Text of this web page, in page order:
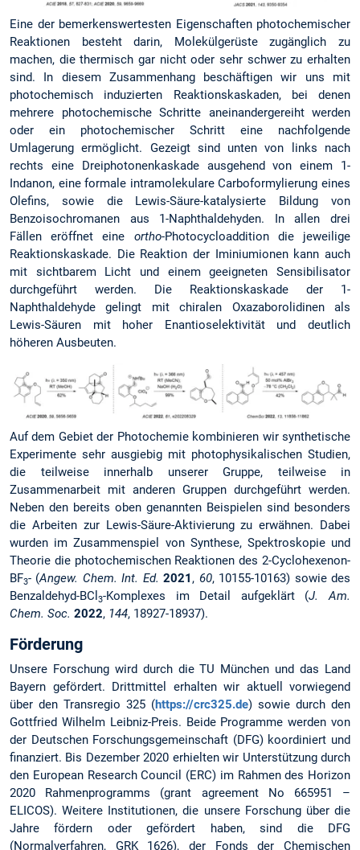
Eine der bemerkenswertesten Eigenschaften photochemischer
Reaktionen besteht darin, Molekülgerüste zugänglich zu
machen, die thermisch gar nicht oder sehr schwer zu erhalten
sind. In diesem Zusammenhang beschäftigen wir uns mit
photochemisch induzierten Reaktionskaskaden, bei denen
mehrere photo­chemische Schritte aneinandergereiht werden
oder ein photochemischer Schritt eine nachfolgende
Umlagerung ermöglicht. Gezeigt sind unten von links nach
rechts eine Dreiphotonenkaskade ausgehend von einem 1-
Indanon, eine formale intramolekulare Carboformylierung eines
Olefins, sowie die Lewis-Säure-katalysierte Bildung von
Benzoisochromanen aus 1-Naphthaldehyden. In allen drei
Fällen eröffnet eine ortho-Photocycloaddition die jeweilige
Reaktionskaskade. Die Reaktion der Iminiumionen kann auch
mit sichtbarem Licht und einem geeigneten Sensibilisator
durchgeführt werden. Die Reaktionskaskade der 1-
Naphthaldehyde gelingt mit chiralen Oxazaborolidinen als
Lewis-Säuren mit hoher Enantioselektivität und deutlich
höheren Ausbeuten.
Auf dem Gebiet der Photochemie kombinieren wir synthetische
Experimente sehr ausgiebig mit photophysikalischen Studien,
die teilweise innerhalb unserer Gruppe, teilweise in
Zusammenarbeit mit anderen Gruppen durchgeführt werden.
Neben den bereits oben genannten Beispielen sind besonders
die Arbeiten zur Lewis-Säure-Aktivierung zu erwähnen. Dabei
wurden im Zusammenspiel von Synthese, Spektroskopie und
Theorie die photochemischen Reaktionen des 2-Cyclohexenon-
BF3- (Angew. Chem. Int. Ed. 2021 , 60, 10155-10163) sowie des
Benzaldehyd-BCl 3-Komplexes im Detail aufgeklärt (J. Am.
Chem. Soc. 2022, 144, 18927-18937).
Förderung
Unsere Forschung wird durch die TU München und das Land
Bayern gefördert. Drittmittel erhalten wir aktuell vorwiegend
über den Transregio 325 (https://crc325.de) sowie durch den
Gottfried Wilhelm Leibniz-Preis. Beide Programme werden von
der Deutschen Forschungsgemeinschaft (DFG) koordiniert und
finanziert. Bis Dezember 2020 erhielten wir Unterstützung durch
den European Research Council (ERC) im Rahmen des Horizon
2020 Rahmenprogramms (grant agreement No 665951 –
ELICOS). Weitere Institutionen, die unsere Forschung über die
Jahre fördern oder gefördert haben, sind die DFG
(Normalverfahren, GRK 1626), der Fonds der Chemischen